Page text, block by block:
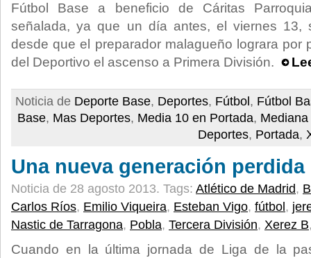
Fútbol Base a beneficio de Cáritas
señalada, ya que un día antes, el viernes 13,
desde que el preparador malagueño lograra por
del Deportivo el ascenso a Primera División.
Noticia de Deporte Base, Deportes, Fútbol , Fútbol
Base, Mas Deportes, Media 10 en Portada,
Deportes, Portada,
Una nueva generación perdida
Noticia de 28 agosto 2013. Tags: Atlético de Madrid,
Carlos Ríos, Emilio Viqueira, Esteban Vigo, fútbol ,
Nastic de Tarragona, Pobla, Tercera División, Xerez B
Cuando en la última jornada de Liga de la